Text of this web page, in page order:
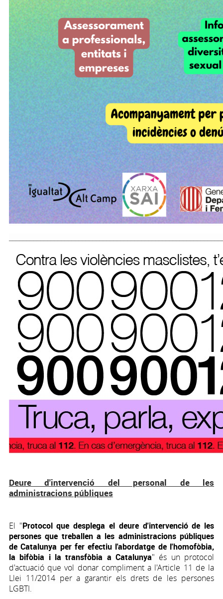
Deure d'intervenció del personal de les
administracions públiques
El "Protocol que desplega el deure d'intervenció de les
persones que treballen a les administracions públiques
de Catalunya per fer efectiu l'abordatge de l'homofòbia,
la bifòbia i la transfòbia a Catalunya" és un protocol
d'actuació que vol donar compliment a l'Article 11 de la
Llei 11/2014 per a garantir els drets de les persones
LGBTI.